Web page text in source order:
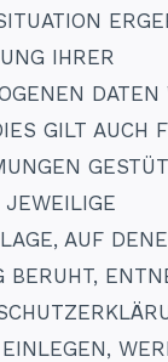
IHRER
DATEN
GILT AUCH
JEWEILIGE
AUF
BERUHT,